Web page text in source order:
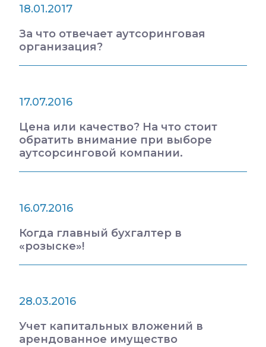
18.01.2017
За что отвечает аутсоринговая
организация?
17.07.2016
Цена или качество? На что стоит
обратить внимание при выборе
аутсорсинговой компании.
16.07.2016
Когда главный бухгалтер в
«розыске»!
28.03.2016
Учет капитальных вложений в
арендованное имущество